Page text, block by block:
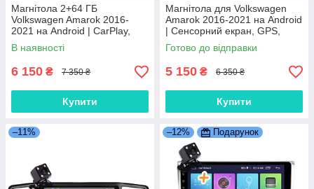
Магнітола 2+64 ГБ
Volkswagen Amarok 2016-
2021 на Android | CarPlay,
Bluetooth Покращена модель
В наявності
6 150 ₴ 7 350 ₴
Купити
Магнітола для Volkswagen
Amarok 2016-2021 на Android
| Сенсорний екран, GPS,
Bluetooth, камера
Готово до відправки
5 150 ₴ 6 350 ₴
Купити
–11% –12% Подарунок